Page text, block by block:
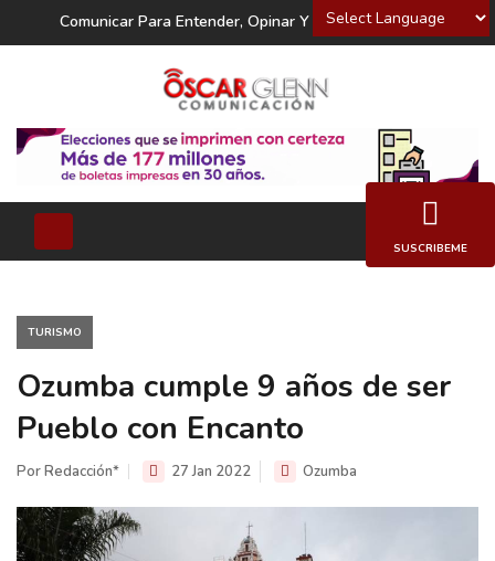
Powered by
Comunicar Para Entender, Opinar Y Decidir
TURISMO
Ozumba cumple 9 años de ser
Pueblo con Encanto
Por Redacción* 27 Jan 2022 Ozumba
SUSCRIBEME